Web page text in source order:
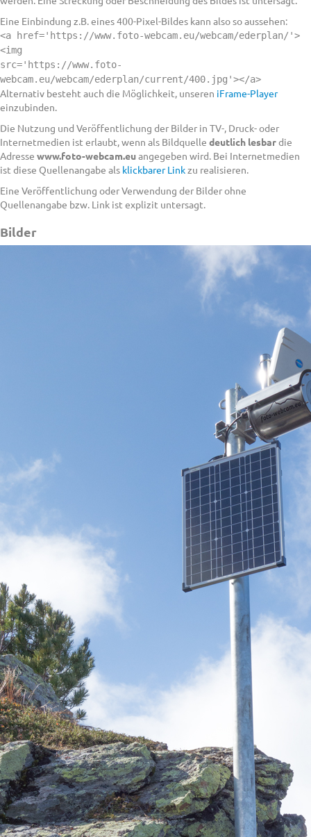
Eine Einbindung z.B. eines 400-Pixel-Bildes kann also so aussehen:
<a href='https://www.foto-webcam.eu/webcam/ederplan/'>
<img
src='https://www.foto-
webcam.eu/webcam/ederplan/current/400.jpg'></a>
Alternativ besteht auch die Möglichkeit, unseren iFrame-Player
einzubinden.
Die Nutzung und Veröffentlichung der Bilder in TV-, Druck- oder
Internetmedien ist erlaubt, wenn als Bildquelle deutlich lesbardie
Adresse www.foto-webcam.euangegeben wird. Bei Internetmedien
ist diese Quellenangabe als klickbarer Linkzu realisieren.
Eine Veröffentlichung oder Verwendung der Bilder ohne
Quellenangabe bzw. Link ist explizit untersagt.
Bilder